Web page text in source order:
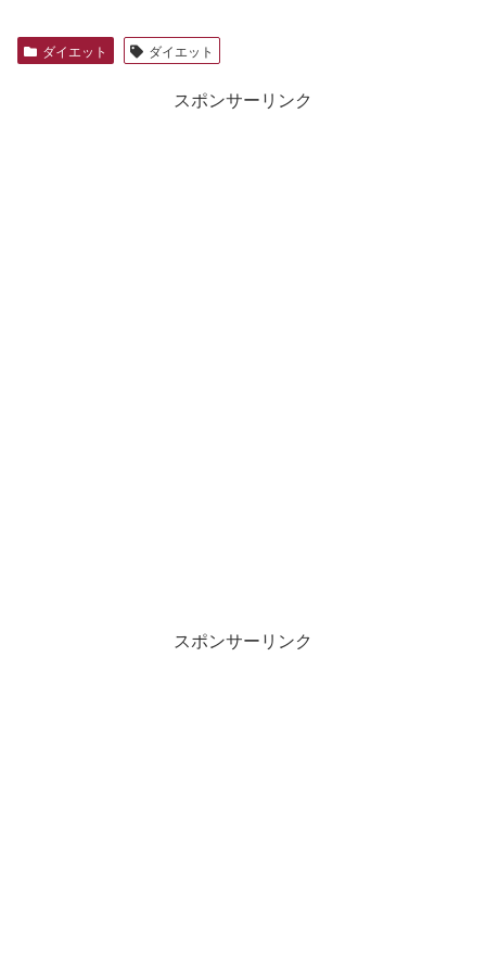
ダイエット ダイエット
スポンサーリンク
スポンサーリンク